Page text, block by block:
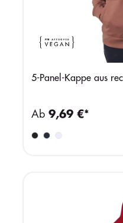
5-Panel-Kappe aus
Ab 9,69 €*